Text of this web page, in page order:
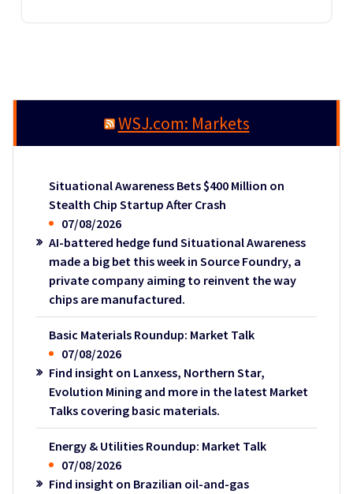
WSJ.com: Markets
Situational Awareness Bets $400 Million on
Stealth Chip Startup After Crash
07/08/2026
AI-battered hedge fund Situational Awareness
made a big bet this week in Source Foundry, a
private company aiming to reinvent the way
chips are manufactured.
Basic Materials Roundup: Market Talk
07/08/2026
Find insight on Lanxess, Northern Star,
Evolution Mining and more in the latest Market
Talks covering basic materials.
Energy & Utilities Roundup: Market Talk
07/08/2026
Find insight on Brazilian oil-and-gas